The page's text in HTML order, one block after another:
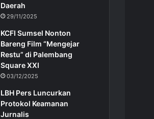
Daerah
29/11/2025
KCFI Sumsel Nonton
Bareng Film “Mengejar
Restu” di Palembang
Square XXI
03/12/2025
LBH Pers Luncurkan
Protokol Keamanan
Jurnalis